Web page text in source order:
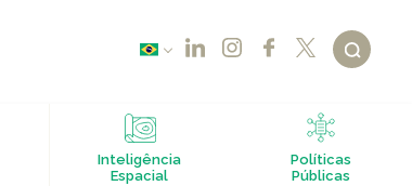
Inteligência
Espacial
Políticas
Públicas